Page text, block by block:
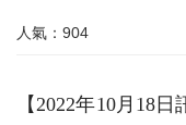
人氣：904
【2022年10月18